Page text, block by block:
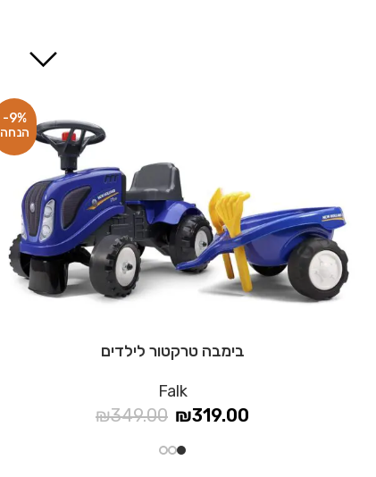
-9%
בימבה טרקטור לילדים
Falk
₪349.00 ₪319.00